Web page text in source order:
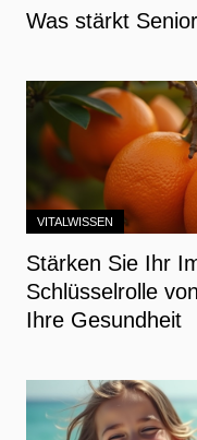
Was stärkt
VITALWISSEN
Stärken Sie Ihr
Schlüsselrolle
Ihre Gesundheit